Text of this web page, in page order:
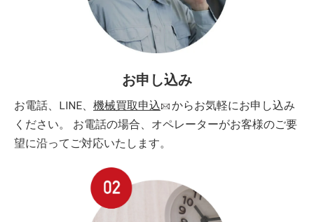
お申し込み
お電話、LINE、 機械買取申込
からお気軽にお申し込み
ください。 お電話の場合、オペレーターがお客様のご要
望に沿ってご対応いたします。